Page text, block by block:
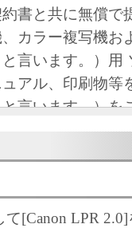
書と共に無償で
カラー複写機お
と言います。）用
ュアル、印刷物等
言います。）を
株 式会社（以下
。
行為、または「
って、本契約書
[Canon LPR